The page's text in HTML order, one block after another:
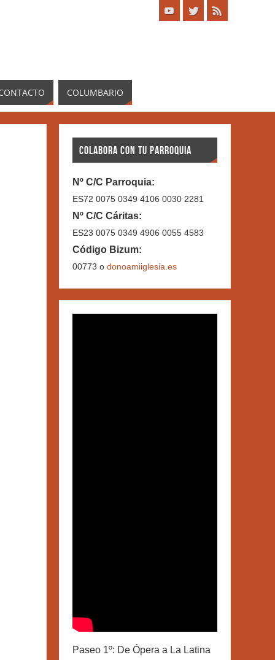
COLUMBARIO
COLABORA CON TU PARROQUIA
Nº C/C Parroquia:
ES72 0075 0349 4106 0030 2281
Nº C/C Cáritas:
ES23 0075 0349 4906 0055 4583
Código Bizum:
00773 o donoamiiglesia.es
Paseo 1º: De Ópera a La Latina